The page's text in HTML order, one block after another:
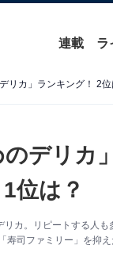
連載 ラ
リカ」ランキング！ 2
のデリカ
位は？
カ。リピートする人
寿司ファミリー」を抑え